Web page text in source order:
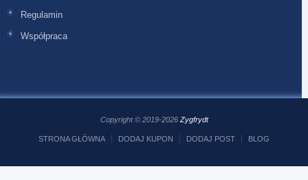
Regulamin
Współpraca
Copyright © 2019-2026 Zygfrydt
STRONA GŁÓWNA DODAJ KUPON DODAJ POST BLOG